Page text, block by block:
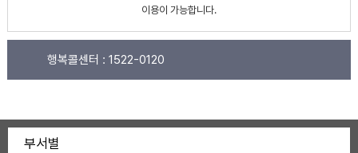
이용이 가능합니다.
행복콜센터 : 1522-0120
부서별